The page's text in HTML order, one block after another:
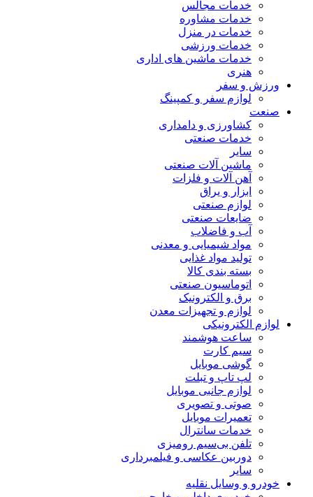
خدمات مجالس
خدمات مشاوره
خدمات در منزل
خدمات ورزشی
خدمات ماشین های اداری
هنری
ورزش و سفر
لوازم سفر و کمپینگ
صنعت
کشاورزی و دامداری
خدمات صنعتی
سایر
ماشین آلات صنعتی
آهن آلات و فلزات
ابزار و یراق
لوازم صنعتی
ضایعات صنعتی
آب و فاضلاب
مواد شیمیایی و معدنی
تولید مواد غذایی
بسته بندی کالا
اتوماسیون صنعتی
برق و الکترونیک
لوازم و تجهیزات معدن
لوازم الکترونیکی
ساعت هوشمند
سیم کارت
گوشی موبایل
لپ تاپ و تبلت
لوازم جانبی موبایل
صوتی و تصویری
تعمیرات موبایل
خدمات سانترال
تلفن بی‌سیم رومیزی
دوربین عکاسی و فیلمبرداری
سایر
خودرو و وسایل نقلیه